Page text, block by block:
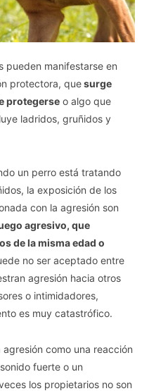
pueden manifestarse en
protectora, quesurge
protegerse o algo que
ladridos, gruñidos y
un perro está tratando
la exposición de los
con la agresión son
agresivo, que
de la misma edad o
no ser aceptado entre
agresión hacia otros
o intimidadores,
es muy catastrófico.
como una reacción
fuerte o un
los propietarios no son